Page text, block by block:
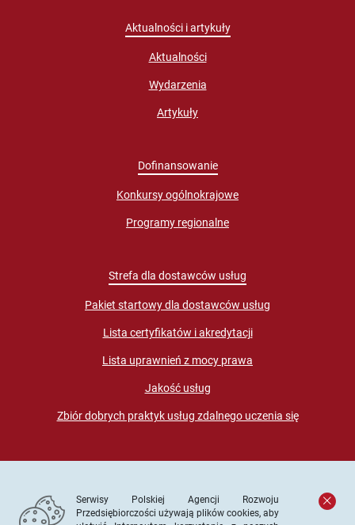
Aktualności i artykuły
Aktualności
Wydarzenia
Artykuły
Dofinansowanie
Konkursy ogólnokrajowe
Programy regionalne
Strefa dla dostawców usług
Pakiet startowy dla dostawców usług
Lista certyfikatów i akredytacji
Lista uprawnień z mocy prawa
Jakość usług
Zbiór dobrych praktyk usług zdalnego uczenia się
Serwisy Polskiej Agencji Rozwoju
Przedsiębiorczości używają plików cookies, aby